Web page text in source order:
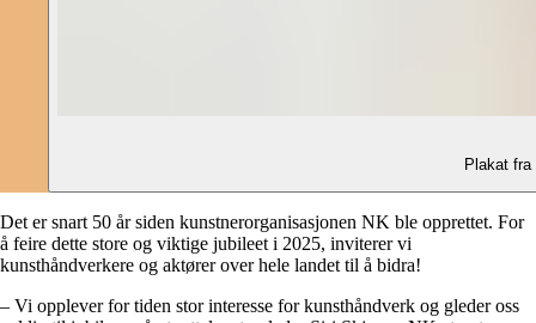
Plakat
Det er snart 50 år siden kunstnerorganisasjonen NK ble opprettet. For
å feire dette store og viktige jubileet i 2025, inviterer vi
kunsthåndverkere og aktører over hele landet til å bidra!
– Vi opplever for tiden stor interesse for kunsthåndverk og gleder oss